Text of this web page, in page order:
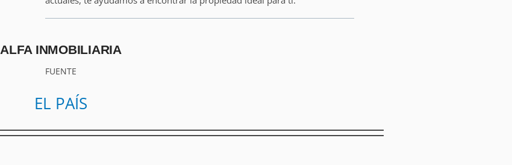
ALFA INMOBILIARIA
FUENTE
EL PAÍS